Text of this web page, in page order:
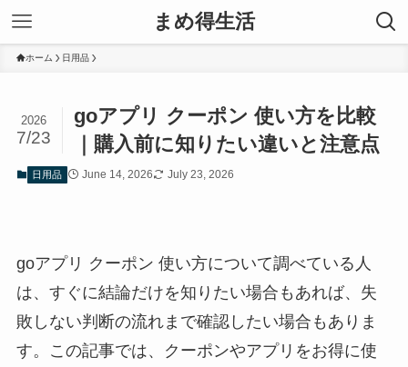
まめ得生活
ホーム 日用品
goアプリ クーポン 使い方を比較
｜購入前に知りたい違いと注意点
2026
7/23
日用品 June 14, 2026 July 23, 2026
goアプリ クーポン 使い方について調べている人
は、すぐに結論だけを知りたい場合もあれば、失
敗しない判断の流れまで確認したい場合もありま
す。この記事では、クーポンやアプリをお得に使